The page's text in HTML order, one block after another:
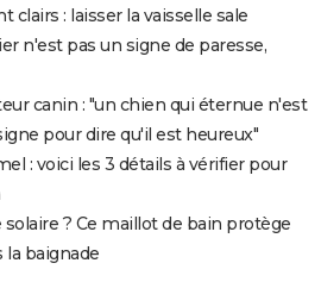
clairs : laisser la vaisselle sale
n'est pas un signe de paresse,
canin : "un chien qui éternue n'est
pour dire qu'il est heureux"
: voici les 3 détails à vérifier pour
? Ce maillot de bain protège
baignade